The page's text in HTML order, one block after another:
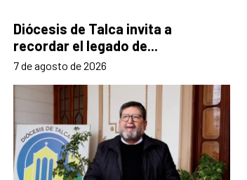
Diócesis de Talca invita a
recordar el legado de...
7 de agosto de 2026